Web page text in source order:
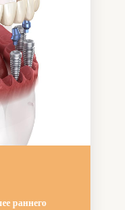
раннего